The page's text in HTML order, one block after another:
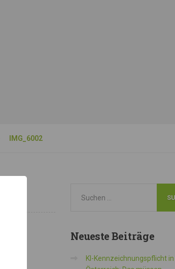
IMG_6002
NeuesteBeiträge
KI-Kennzeichnungspflicht in